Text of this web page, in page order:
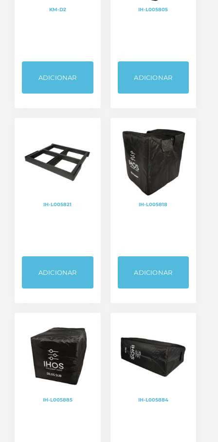
KM-D2
ADICIONAR
IH-L005805
ADICIONAR
IH-L005821
ADICIONAR
IH-L005818
ADICIONAR
IH-L005885 IH-L005884